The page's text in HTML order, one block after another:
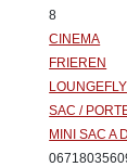
8
CINEMA
FRIEREN
LOUNGEFLY
SAC /
MINI SAC A